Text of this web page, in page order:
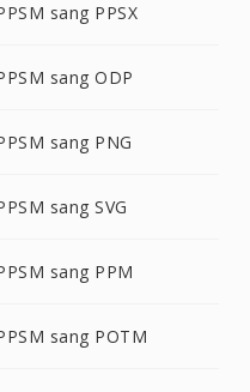
sang PPSX
sang ODP
sang PNG
sang SVG
sang PPM
sang POTM